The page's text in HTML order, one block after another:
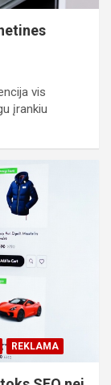
vis
įrankiu
REKLAMA